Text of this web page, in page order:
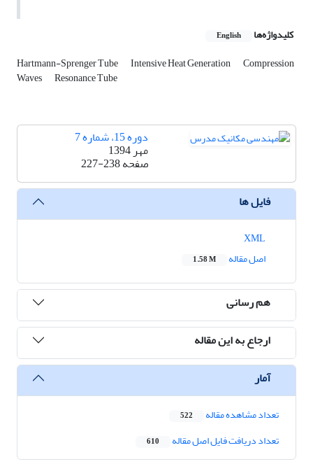
کلیدواژه‌ها English
Hartmann-Sprenger Tube Intensive Heat Generation Compression
Waves Resonance Tube
دوره 15، شماره 7
مهر 1394
صفحه227-238
فایل ها
اصل مقاله
1.58 M
هم رسانی
ارجاع به این مقاله
آمار
تعداد مشاهده مقاله 522
تعداد دریافت فایل اصل مقاله 610